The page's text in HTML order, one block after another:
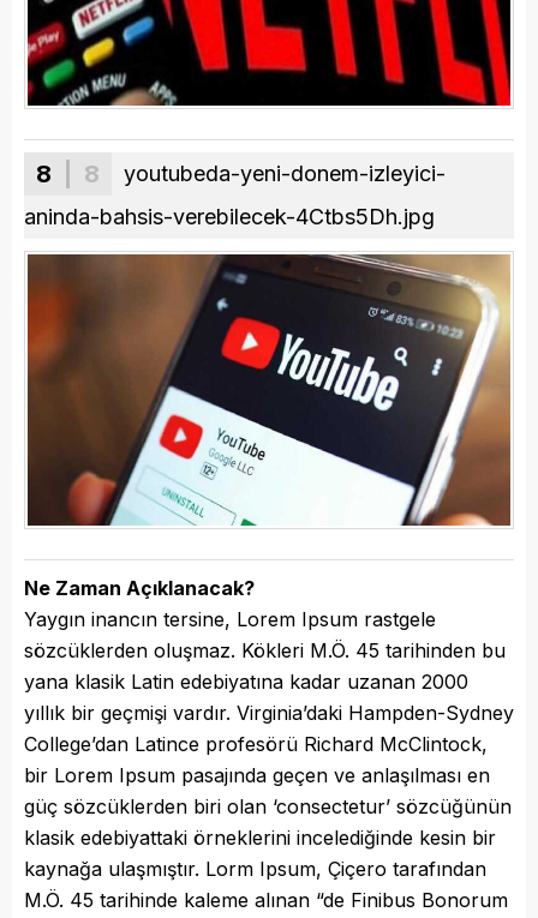
8 | 8
youtubeda-yeni-donem-izleyici-
aninda-bahsis-verebilecek-4Ctbs5Dh.jpg
Ne Zaman Açıklanacak?
Yaygın inancın tersine, Lorem Ipsum rastgele
sözcüklerden oluşmaz. Kökleri M.Ö. 45 tarihinden bu
yana klasik Latin edebiyatına kadar uzanan 2000
yıllık bir geçmişi vardır. Virginia’daki Hampden-Sydney
College’dan Latince profesörü Richard McClintock,
bir Lorem Ipsum pasajında geçen ve anlaşılması en
güç sözcüklerden biri olan ‘consectetur’ sözcüğünün
klasik edebiyattaki örneklerini incelediğinde kesin bir
kaynağa ulaşmıştır. Lorm Ipsum, Çiçero tarafından
M.Ö. 45 tarihinde kaleme alınan “de Finibus Bonorum